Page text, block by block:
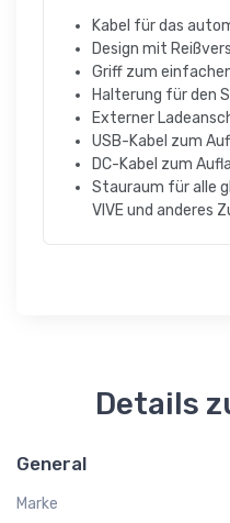
Kabel für das
Design mit
Griff zum
Halterung für den
Externer
USB-Kabel zum
DC-Kabel zum
Stauraum für alle
VIVE und anderes
Details
General
Marke